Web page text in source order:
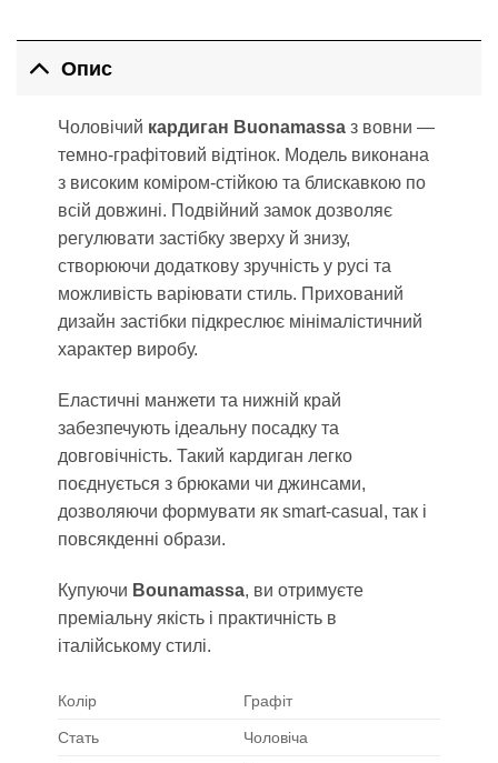
Опис
Чоловічий кардиган Buonamassaз вовни —
темно-графітовий відтінок. Модель виконана
з високим коміром-стійкою та блискавкою по
всій довжині. Подвійний замок дозволяє
регулювати застібку зверху й знизу,
створюючи додаткову зручність у русі та
можливість варіювати стиль. Прихований
дизайн застібки підкреслює мінімалістичний
характер виробу.
Еластичні манжети та нижній край
забезпечують ідеальну посадку та
довговічність. Такий кардиган легко
поєднується з брюками чи джинсами,
дозволяючи формувати як smart-casual, так і
повсякденні образи.
Купуючи Bounamassa, ви отримуєте
преміальну якість і практичність в
італійському стилі.
Колір Графіт
Стать Чоловіча